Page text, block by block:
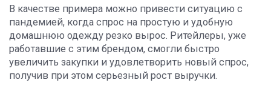
В качестве примера можно привести ситуацию с
пандемией, когда спрос на простую и удобную
домашнюю одежду резко вырос. Ритейлеры, уже
работавшие с этим брендом, смогли быстро
увеличить закупки и удовлетворить новый спрос,
получив при этом серьезный рост выручки.